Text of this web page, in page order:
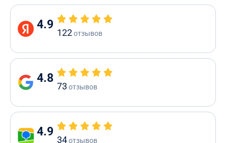
4.9
122отзывов
4.8
73 отзывов
4.9
34отзывов